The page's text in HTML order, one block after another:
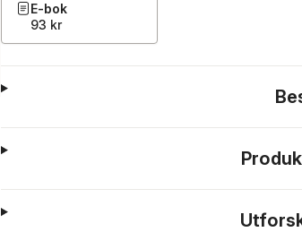
E-bok
93 kr